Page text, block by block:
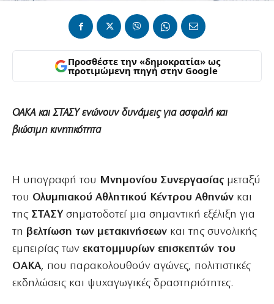
Προσθέστε την «δημοκρατία» ως
προτιμώμενη πηγή στην Google
ΟΑΚΑ και ΣΤΑΣΥ ενώνουν δυνάμεις για ασφαλή και
βιώσιμη κινητικότητα
Η υπογραφή του Μνημονίου Συνεργασίας μεταξύ
του Ολυμπιακού Αθλητικού Κέντρου Αθηνών και
της ΣΤΑΣΥ σηματοδοτεί μια σημαντική εξέλιξη για
τη βελτίωση των μετακινήσεων και της συνολικής
εμπειρίας των εκατομμυρίων επισκεπτών του
ΟΑΚΑ, που παρακολουθούν αγώνες, πολιτιστικές
εκδηλώσεις και ψυχαγωγικές δραστηριότητες.